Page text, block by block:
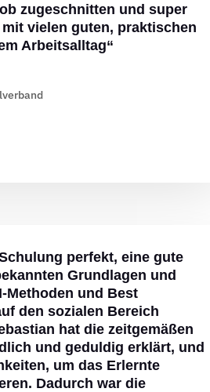
zugeschnitten und super
vielen guten, praktischen
Arbeitsalltag“
perfekt, eine gute
Grundlagen und
Methoden und Best
den sozialen Bereich
hat die zeitgemäßen
und geduldig erklärt, und
um das Erlernte
Dadurch war die